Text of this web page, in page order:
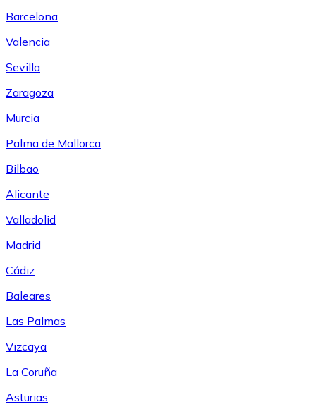
Barcelona
Valencia
Sevilla
Zaragoza
Murcia
Palma de Mallorca
Bilbao
Alicante
Valladolid
Madrid
Cádiz
Baleares
Las Palmas
Vizcaya
La Coruña
Asturias